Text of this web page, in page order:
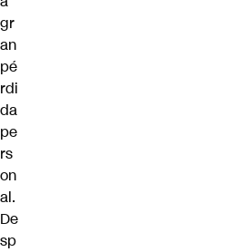
gr
an
pé
rdi
da
pe
rs
on
al.
De
sp